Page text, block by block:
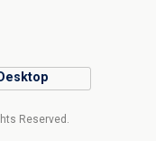
Desktop
Reserved.